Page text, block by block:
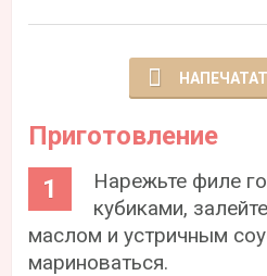
Приготовление
Нарежьте филе
кубиками,
маслом и устричным
мариноваться.